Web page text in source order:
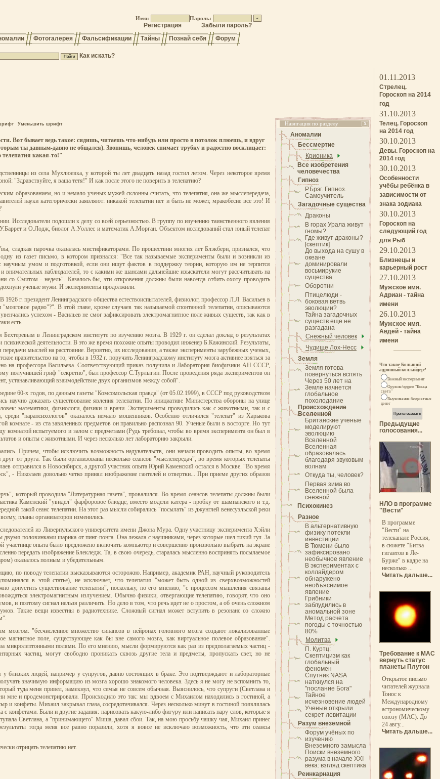
Имя: Пароль:
Регистрация
Забыли пароль?
Фотогалерея Фальсификации Тайны Познай себя Форум
Как искать?
Уменьшить шрифт
Вот бывает ведь такое: сидишь, читаешь что-нибудь или просто в потолок плюешь, и вдруг
ты давным-давно не общался). Звонишь, человек снимает трубку и радостно восклицает:
какая-то!"
из села Мухлюевка, у которой ты лет двадцать назад гостил летом. Через некоторое время
"Здравствуйте, я ваша тетя!" И как после этого не поверить в телепатию?
образованием, но и немало ученых мужей склонны считать, что телепатия, она же мыслепередача,
науки категорически заявляют: никакой телепатии нет и быть не может, мракобесие все это! И
Исследователи подошли к делу со всей серьезностью. В группу по изучению таинственного явления
и О.Лодж, биолог А.Уоллес и математик А.Морган. Объектом исследований стал юный телепат
сладкая парочка оказалась мистификаторами. По прошествии многих лет Блэкберн, признался, что
из газет письмо, в котором признался: "Все так называемые эксперименты были и возникли из
научным умом и подготовкой, если они ищут фактов в поддержку теории, которую им не терпится
наблюдателей, то с какими же шансами дальнейшие изыскатели могут рассчитывать на
со Смитом - недель". Казалось бы, эти откровения должны были навсегда отбить охоту проводить
ученые мужи. И эксперименты продолжили.
г. президент Ленинградского общества естествоиспытателей, физиолог, профессор Л.Л. Васильев в
радио"?". В этой главе, кроме случаев так называемой спонтанной телепатии, описываются
успехом - Васильев не смог зафиксировать электромагнитное поле живых существ, так как в
есть.
в Ленинградском институте по изучению мозга. В 1929 г. он сделал доклад о результатах
деятельности. В это же время похожие опыты проводил инженер Б.Кажинский. Результаты,
мыслей на расстояние. Вероятно, их исследования, а также эксперименты зарубежных ученых,
правительство на то, чтобы в 1932 г. поручить Ленинградскому институту мозга активнее взяться за
на профессора Васильева. Соответствующий приказ получила и Лаборатория биофизики АН СССР,
получившей гриф "секретно", был профессор С.Турлыгин. После проведения ряда экспериментов он
устанавливающий взаимодействие двух организмов между собой".
60-х годов, по данным газеты "Комсомольская правда" (от 05.02.1999), в СССР под руководством
научно доказать существование явления телепатии. По инициативе Министерства обороны на улице
математики, физиологи, физики и врачи. Эксперименты проводились как с животными, так и с
"парапсихологов" оказалось немало мошенников. Особенно отличился "телепат" из Харькова
комнате - из ста завяленных предметов он правильно распознал 90. Ученые были в восторге. Но тут
комнатой испытуемого и залом с предметами (Рудь требовал, чтобы во время эксперимента он был в
и опыты с животными. И через несколько лет лабораторию закрыли.
Причем, чтобы исключить возможность надувательств, они начали проводить опыты, во время
от друга. Так были организованы несколько сеансов "мыслепередач", во время которых телепаты
отправился в Новосибирск, а другой участник опыта Юрий Каменский остался в Москве. "Во время
- Николаев довольно четко принял изображение гантелей и отвертки... При приеме других образов
который проводила "Литературная газета", провалился. Во время сеансов телепаты должны были
Каменский "увидел" фарфоровое блюдце, вместо модели катера - пробку от шампанского и т.д.
такой сеанс телепатии. На этот раз мысли собирались "посылать" из джунглей венесуэльской реки
планы организаторов изменились.
из Ливерпульского университета имени Джона Мура. Одну участницу эксперимента Хэйли
половинками шарика от пинг-понга. Она лежала с наушниками, через которые шел тихий гул. За
участнице опыта было предложено включить компьютер и совершенно произвольно выбрать на экране
передать изображение Блекледж. Та, в свою очередь, старалась мысленно воспринять посылаемое
оказалось полным и убедительным.
по поводу телепатии высказываются осторожно. Например, академик РАН, научный руководитель
в этой статье), не исключает, что телепатия "может быть одной из сверхвозможностей
допустить существование телепатии", поскольку, по его мнению, "с процессом мышления связаны
электромагнитным излучением. Обычно физики, отвергающие телепатию, говорят, что оно
и поэтому сигнал нельзя различить. Но дело в том, что речь идет не о простом, а об очень сложном
Такие вещи известны в радиотехнике. Сложный сигнал может вступить в резонанс со сложно
"бесчисленное множество синапсов в нейронах головного мозга создают локализованные
поле, существующее как бы вне самого мозга, как виртуальное полевое образование".
микролептонными полями. По его мнению, мысли формируются как раз из предполагаемых частиц -
частиц, могут свободно проникать сквозь другие тела и предметы, пропускать свет, но не
у близких людей, например у супругов, давно состоящих в браке. Это подтверждают и лабораторные
значимую информацию из мозга хорошо знакомого человека. Здесь я не могу не вспомнить то,
туда меня привел, намекнул, что семья не совсем обычная. Выяснилось, что супруги (Светлана и
мне и продемонстрировали. Происходило это так: мы вдвоем с Михаилом находились в гостиной, а
Михаил закрывал глаза, сосредотачивался. Через несколько минут в гостиной появлялась
конфетами. Были и другие задания: нарисовать какую-либо фигуру или написать пару слов, которые я
Светлана, а "принимающего" Миша, давал сбои. Так, на мою просьбу чашку чая, Михаил принес
тогда меня все равно поразили, хотя я вовсе не исключаю возможность, что эти сеансы
отрицать телепатию нет.
Навигация по разделу X
Аномалии
Бессмертие
Крионика
Все изобретения
человечества
Гипноз
Р.Брэг. Гипноз.
Самоучитель
Загадочные существа
Драконы
В горах Урала живут
гномы?
Где живут драконы?
[скептик]
До выхода на сушу в
океане
доминировали
восьмирукие
существа
Оборотни
Птицелюди -
боковая ветвь
эволюции?
Тайна загадочных
существ еще не
разгадана
Снежный человек
Чудище Лох-Несс
Земля
Земля готова
повернуться вспять
Через 50 лет на
Земле начнется
глобальное
похолодание
Происхождение
Вселенной
Британские ученые
моделируют
эволюцию
Вселенной
Вселенная
образовалась
благодаря звуковым
волнам
Откуда ты, человек?
Первая зима во
Вселенной была
снежной
Психокинез
Разное
В альтернативную
физику потекли
инвестиции
В Тюмени было
зафиксировано
необычное явление
В экспериментах с
коллайдером
обнаружено
необъяснимое
явление
Грибники
заблудились в
аномальной зоне
Метод расчета
погоды с точностью
80%
Молитва
П. Куртц:
Скептицизм как
глобальный
феномен
Спутник NASA
наткнулся на
"послание Бога"
Тайное
исчезновение людей
Ученые открыли
секрет левитации
Разум внеземной
Форум учёных по
изучению
Внеземного замысла
Поиски внеземного
разума в начале XXI
века: взгляд скептика
Реинкарнация
01.11.2013
Стрелец.
Гороскоп на 2014
год
31.10.2013
Телец. Гороскоп
на 2014 год
30.10.2013
Девы. Гороскоп на
2014 год
30.10.2013
Особенности
учёбы ребёнка в
зависимости от
знака зодиака
30.10.2013
Гороскоп на
следующий год
для Рыб
29.10.2013
Близнецы и
карьерный рост
27.10.2013
Мужское имя.
Адриан - тайна
имени
26.10.2013
Мужское имя.
Авдей - тайна
имени
Что такое Большой
адронный коллайдер?
Важный эксперимент
Оружие/орудие "Конца
света"
Выуживание бюджетных
денег
Предыдущие
голосования...
НЛО в программе
"Вести"
В программе
"Вести" на
телеканале Россия,
в сюжете "Битва
гигантов в Ле-
Бурже" в кадре на
несколько ...
Читать дальше...
Требование к МАС
вернуть статус
планеты Плутон
Открытое письмо
читателей журнала
Тонос к
Международному
астрономическому
союзу (МАС). До
24 авгу...
Читать дальше...